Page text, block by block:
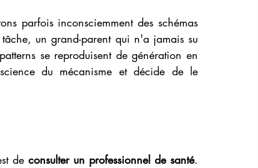
parfois inconsciemment des schémas
un grand-parent qui n'a jamais su
se reproduisent de génération en
du mécanisme et décide de le
de consulter un professionnel de santé.